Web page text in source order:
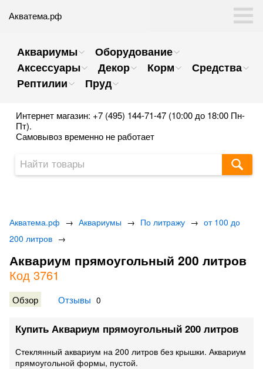
Акватема.рф
Аквариумы
Оборудование
Аксессуары
Декор Корм
Средства
Рептилии
Пруд
Интернет магазин: +7 (495) 144-71-47 (10:00 до 18:00 Пн-
Пт).
Самовывоз временно не работает
Акватема.рф → Аквариумы → По литражу → от 100 до
200 литров →
Аквариум прямоугольный 200 литров
Код 3761
Обзор Отзывы 0
Купить Аквариум прямоугольный 200 литров
Стеклянный аквариум на 200 литров без крышки. Аквариум
прямоугольной формы, пустой.